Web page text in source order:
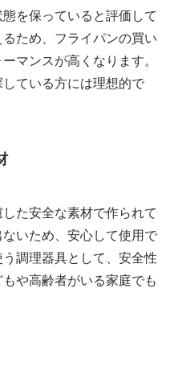
を保っていると評価して
ため、フライパンの買い
マンスが高くなります。
ている方には理想的で
た安全な素材で作られて
いため、安心して使用で
調理器具として、安全性
や高齢者がいる家庭でも